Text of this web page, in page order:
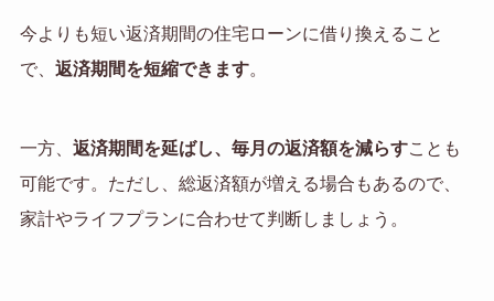
今よりも短い返済期間の住宅ローンに借り換えること
で、 返済期間を短縮できます。
一方、 返済期間を延ばし、毎月の返済額を減らすことも
可能です。ただし、総返済額が増える場合もあるので、
家計やライフプランに合わせて判断しましょう。